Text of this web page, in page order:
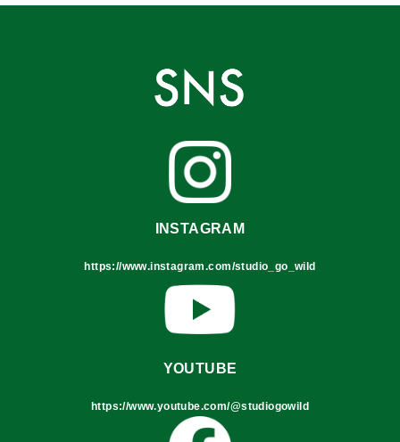
INSTAGRAM
https://www.instagram.com/studio_go_wild
YOUTUBE
https://www.youtube.com/@studiogowild